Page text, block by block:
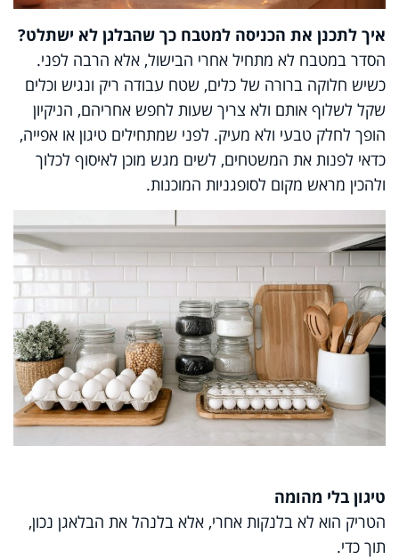
איך לתכנן את הכניסה למטבח כך שהבלגן לא ישתלט?
הסדר במטבח לא מתחיל אחרי הבישול, אלא הרבה לפני.
כשיש חלוקה ברורה של כלים, שטח עבודה ריק ונגיש וכלים
שקל לשלוף אותם ולא צריך שעות לחפש אחריהם, הניקיון
הופך לחלק טבעי ולא מעיק. לפני שמתחילים טיגון או אפייה,
כדאי לפנות את המשטחים, לשים מגש מוכן לאיסוף לכלוך
ולהכין מראש מקום לסופגניות המוכנות.
טיגון בלי מהומה
הטריק הוא לא בלנקות אחרי, אלא בלנהל את הבלאגן נכון,
תוך כדי.